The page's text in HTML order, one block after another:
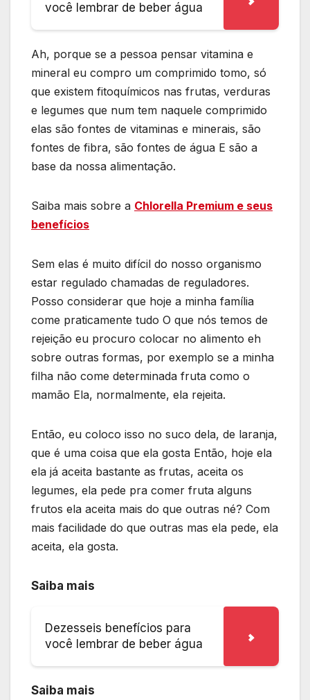
você lembrar de beber água
Ah, porque se a pessoa pensar vitamina e
mineral eu compro um comprimido tomo, só
que existem fitoquímicos nas frutas, verduras
e legumes que num tem naquele comprimido
elas são fontes de vitaminas e minerais, são
fontes de fibra, são fontes de água E são a
base da nossa alimentação.
Saiba mais sobre a Chlorella Premium e seus
benefícios
Sem elas é muito difícil do nosso organismo
estar regulado chamadas de reguladores.
Posso considerar que hoje a minha família
come praticamente tudo O que nós temos de
rejeição eu procuro colocar no alimento eh
sobre outras formas, por exemplo se a minha
filha não come determinada fruta como o
mamão Ela, normalmente, ela rejeita.
Então, eu coloco isso no suco dela, de laranja,
que é uma coisa que ela gosta Então, hoje ela
ela já aceita bastante as frutas, aceita os
legumes, ela pede pra comer fruta alguns
frutos ela aceita mais do que outras né? Com
mais facilidade do que outras mas ela pede, ela
aceita, ela gosta.
Saiba mais
Dezesseis benefícios para
você lembrar de beber água
Saiba mais